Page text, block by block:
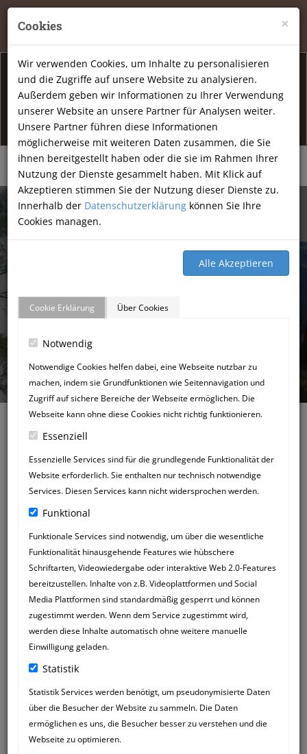
×
Cookies
Wir verwenden Cookies, um Inhalte zu personalisieren
und die Zugriffe auf unsere Website zu analysieren.
Außerdem geben wir Informationen zu Ihrer Verwendung
unserer Website an unsere Partner für Analysen weiter.
Unsere Partner führen diese Informationen
möglicherweise mit weiteren Daten zusammen, die Sie
ihnen bereitgestellt haben oder die sie im Rahmen Ihrer
Nutzung der Dienste gesammelt haben. Mit Klick auf
Akzeptieren stimmen Sie der Nutzung dieser Dienste zu.
Innerhalb der Datenschutzerklärung können Sie Ihre
Cookies managen.
Cookie Erklärung Über Cookies
Notwendig
Notwendige Cookies helfen dabei, eine Webseite nutzbar zu
machen, indem sie Grundfunktionen wie Seitennavigation und
Zugriff auf sichere Bereiche der Webseite ermöglichen. Die
Webseite kann ohne diese Cookies nicht richtig funktionieren.
Essenziell
Essenzielle Services sind für die grundlegende Funktionalität der
Website erforderlich. Sie enthalten nur technisch notwendige
Services. Diesen Services kann nicht widersprochen werden.
Funktional
Funktionale Services sind notwendig, um über die wesentliche
Funktionalität hinausgehende Features wie hübschere
Schriftarten, Videowiedergabe oder interaktive Web 2.0-Features
bereitzustellen. Inhalte von z.B. Videoplattformen und Social
Media Plattformen sind standardmäßig gesperrt und können
zugestimmt werden. Wenn dem Service zugestimmt wird,
werden diese Inhalte automatisch ohne weitere manuelle
Einwilligung geladen.
Statistik
Statistik Services werden benötigt, um pseudonymisierte Daten
über die Besucher der Website zu sammeln. Die Daten
ermöglichen es uns, die Besucher besser zu verstehen und die
Webseite zu optimieren.
|
07134-9177806
Info Öffnunsgzeiten
Am Freitag den 07.08.2026 haben wir geschlossen.
GÄSTEBUCH
NEUER
GÄSTEBUCHEINTRAG